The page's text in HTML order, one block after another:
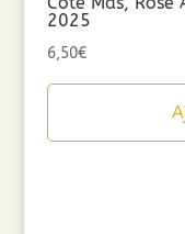
2025
6,50€